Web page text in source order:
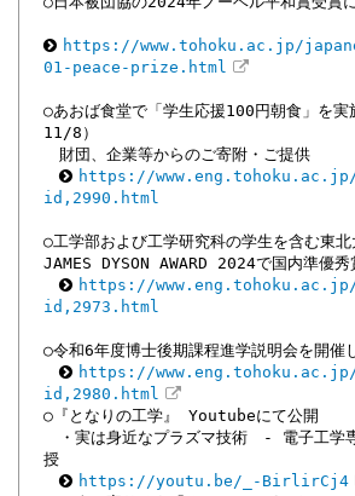
https://www.tohoku.ac.jp/
01-peace-prize.html
○あおば食堂で「学生応援100円朝食」を
11/8）
財団、企業等からのご寄附・ご提供
https://
id,2990.html
○工学部および工学研究科の学生を含む東
JAMES DYSON AWARD 2024で国内準優秀
https://
id,2973.html
○令和6年度博士後期課程進学説明会を開催
https://
id,2980.html
○『となりの工学』 Youtubeにて公開
・実は身近なプラズマ技術 - 電子工
授
https://youtu.be/_-BirlirCj4